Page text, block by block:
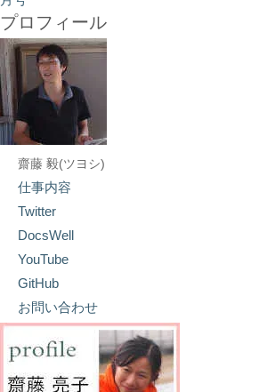
プロフィール
齋藤 毅(ツヨシ)
仕事内容
Twitter
DocsWell
YouTube
GitHub
お問い合わせ